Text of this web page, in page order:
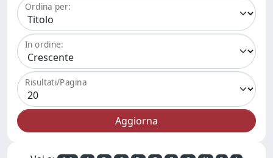
Ordina per:
In ordine:
Risultati/Pagina